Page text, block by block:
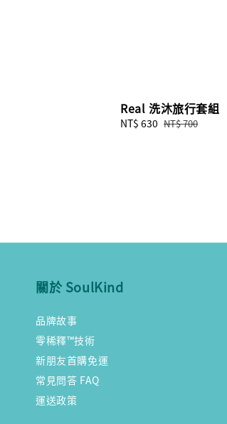
Real 洗沐旅行套組
Sale
NT$ 630 Regular
NT$ 700
關於 SoulKind
品牌故事
零稀釋™技術
新朋友首購免運
常見問答 FAQ
運送政策